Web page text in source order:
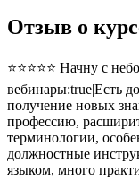
Отзыв о
⭐⭐⭐⭐⭐ Начну с
вебинары:true|Есть
получение новых
профессию,
терминологии,
должностные
языком, много